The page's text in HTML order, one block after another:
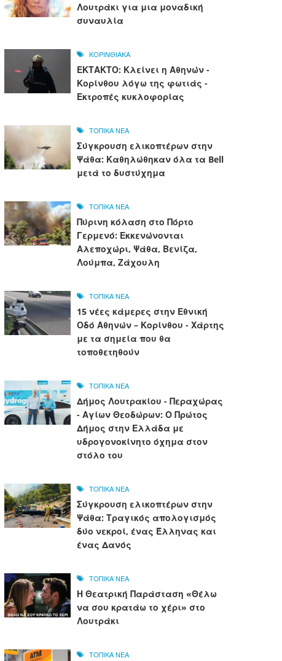
Λουτράκι για μια μοναδική
συναυλία
ΚΟΡΙΝΘΙΑΚΑ
ΕΚΤΑΚΤΟ: Κλείνει η Αθηνών -
Κορίνθου λόγω της φωτιάς -
Εκτροπές κυκλοφορίας
ΤΟΠΙΚΑ ΝΕΑ
Σύγκρουση ελικοπτέρων στην
Ψάθα: Καθηλώθηκαν όλα τα Bell
μετά το δυστύχημα
ΤΟΠΙΚΑ ΝΕΑ
Πύρινη κόλαση στο Πόρτο
Γερμενό: Εκκενώνονται
Αλεποχώρι, Ψάθα, Βενίζα,
Λούμπα, Ζάχουλη
ΤΟΠΙΚΑ ΝΕΑ
15 νέες κάμερες στην Εθνική
Οδό Αθηνών – Κορίνθου - Χάρτης
με τα σημεία που θα
τοποθετηθούν
ΤΟΠΙΚΑ ΝΕΑ
Δήμος Λουτρακίου - Περαχώρας
- Αγίων Θεοδώρων: Ο Πρώτος
Δήμος στην Ελλάδα με
υδρογονοκίνητο όχημα στον
στόλο του
ΤΟΠΙΚΑ ΝΕΑ
Σύγκρουση ελικοπτέρων στην
Ψάθα: Τραγικός απολογισμός
δύο νεκροί, ένας Έλληνας και
ένας Δανός
ΤΟΠΙΚΑ ΝΕΑ
Η Θεατρική Παράσταση «Θέλω
να σου κρατάω το χέρι» στο
Λουτράκι
ΤΟΠΙΚΑ ΝΕΑ